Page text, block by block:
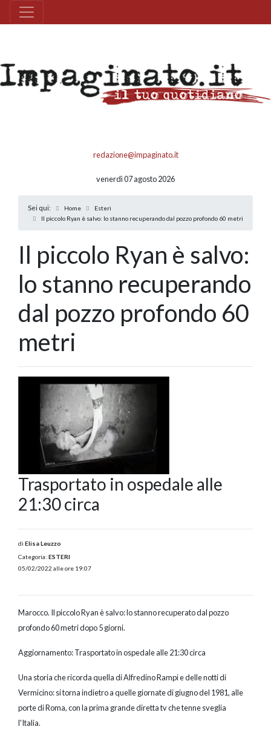
redazione@impaginato.it
venerdì 07 agosto 2026
Sei qui: Home
Esteri
Il piccolo Ryan è salvo: lo stanno recuperando dal pozzo profondo 60 metri
Il piccolo Ryan è salvo:
lo stanno recuperando
dal pozzo profondo 60
metri
Trasportato in ospedale alle
21:30 circa
di Elisa Leuzzo
Categoria: ESTERI
05/02/2022 alle ore 19:07
Marocco. Il piccolo Ryan è salvo: lo stanno recuperato dal pozzo
profondo 60 metri dopo 5 giorni.
Aggiornamento: Trasportato in ospedale alle 21:30 circa
Una storia che ricorda quella di Alfredino Rampi e delle notti di
Vermicino: si torna indietro a quelle giornate di giugno del 1981, alle
porte di Roma, con la prima grande diretta tv che tenne sveglia
l'Italia.